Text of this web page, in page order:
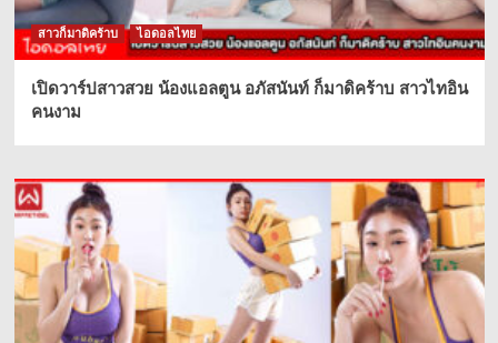
สาวก็มาดิคร้าบ ไอดอลไทย
เปิดวาร์ปสาวสวย น้องแอลตูน อภัสนันท์ ก็มาดิคร้าบ สาวไทอิน
คนงาม